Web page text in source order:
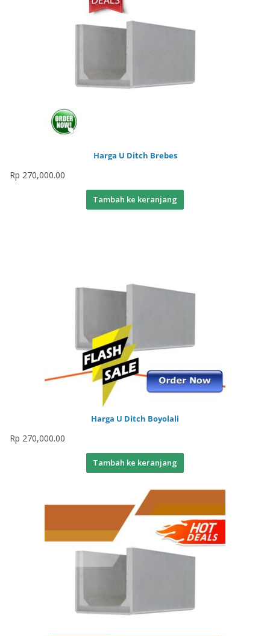
Harga U Ditch Brebes
Rp 270,000.00
Tambah ke keranjang
Harga U Ditch Boyolali
Rp 270,000.00
Tambah ke keranjang